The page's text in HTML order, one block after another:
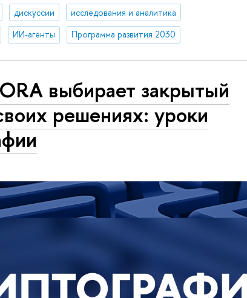
дискуссии
исследования и аналитика
ИИ-агенты Программа развития 2030
выбирает закрытый
решениях: уроки